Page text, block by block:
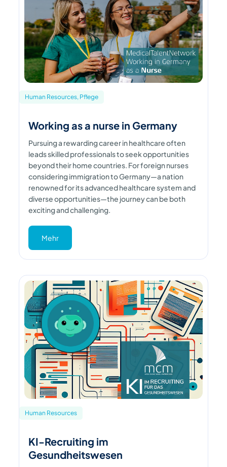
Human Resources, Pflege
Working as a nurse in Germany
Pursuing a rewarding career in healthcare often
leads skilled professionals to seek opportunities
beyond their home countries. For foreign nurses
considering immigration to Germany—a nation
renowned for its advanced healthcare system and
diverse opportunities—the journey can be both
exciting and challenging.
Mehr
Human Resources
KI-Recruiting im
Gesundheitswesen